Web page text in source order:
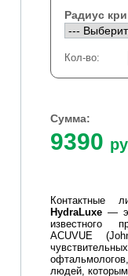
Радиус
Кол-во:
Сумма:
9390
Контактные
HydraLuxe —
известного
ACUVUE (
людей, которым